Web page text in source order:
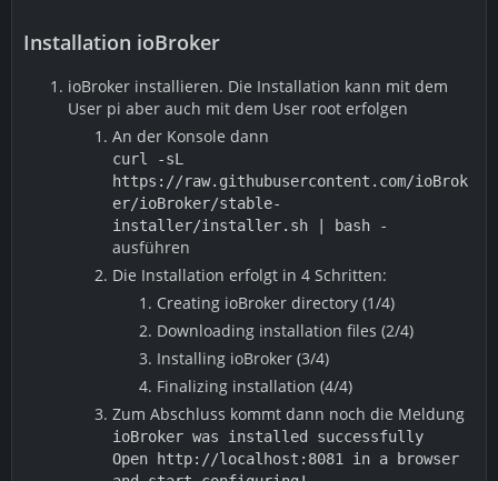
Installation ioBroker
ioBroker installieren. Die Installation kann mit dem
User pi aber auch mit dem User root erfolgen
An der Konsole dann
curl -sL
https://raw.githubusercontent.com/ioBrok
er/ioBroker/stable-
installer/installer.sh | bash -
ausführen
Die Installation erfolgt in 4 Schritten:
Creating ioBroker directory (1/4)
Downloading installation files (2/4)
Installing ioBroker (3/4)
Finalizing installation (4/4)
Zum Abschluss kommt dann noch die Meldung
ioBroker was installed successfully
Open http://localhost:8081 in a browser